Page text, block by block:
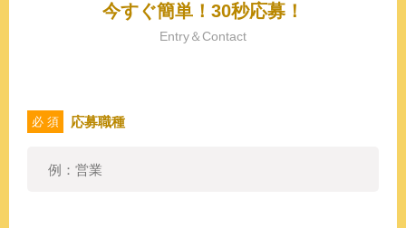
今すぐ簡単！30秒応募！
Entry＆Contact
必 須 応募職種